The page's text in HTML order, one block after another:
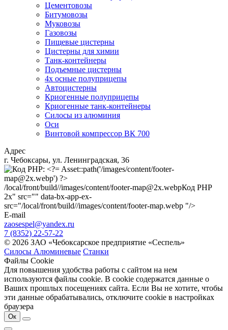
Цементовозы
Битумовозы
Муковозы
Газовозы
Пищевые цистерны
Цистерны для химии
Танк-контейнеры
Подъемные цистерны
4х осные полуприцепы
Автоцистерны
Криогенные полуприцепы
Криогенные танк-контейнеры
Силосы из алюминия
Оси
Винтовой компрессор ВК 700
Адрес
г. Чебоксары, ул. Ленинградская, 36
/local/front/build//images/content/footer-map@2x.webpКод PHP
2x" src="" data-bx-app-ex-
src="/local/front/build//images/content/footer-map.webp "/>
E-mail
zaosespel@yandex.ru
7 (8352) 22-57-22
© 2026 ЗАО «Чебоксарское предприятие «Сеспель»
Силосы Алюминевые Станки
Файлы Cookie
Для повышения удобства работы с сайтом на нем
используются файлы cookie. В cookie содержатся данные о
Ваших прошлых посещениях сайта. Если Вы не хотите, чтобы
эти данные обрабатывались, отключите cookie в настройках
браузера
Ок